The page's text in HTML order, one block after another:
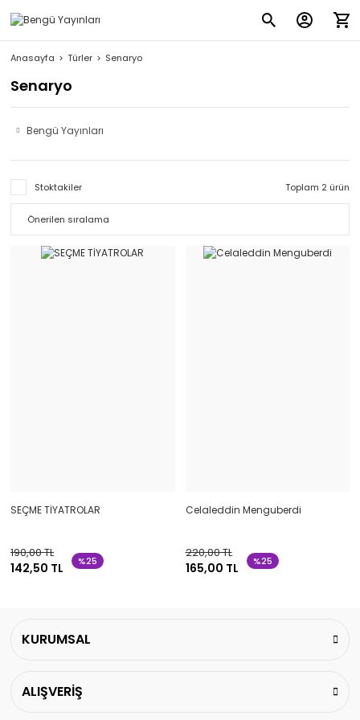
Anasayfa Türler Senaryo
Senaryo
Bengü Yayınları
Stoktakiler Toplam 2 ürün
SEÇME TİYATROLAR
190,00 TL
142,50 TL %25
Celaleddin Menguberdi
220,00 TL
165,00 TL %25
KURUMSAL
ALIŞVERİŞ